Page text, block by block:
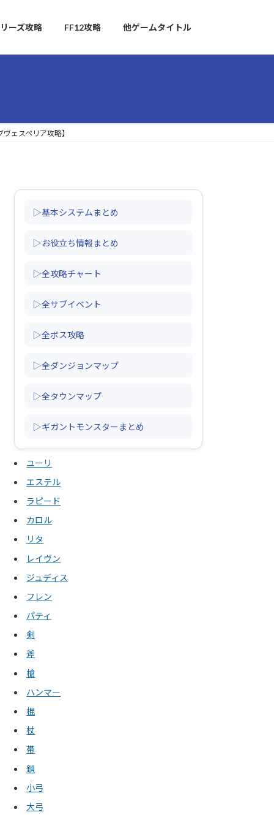
ーズ攻略 FF12攻略 他ゲームタイトル
ェスペリア攻略】
▷基本システムまとめ
▷お役立ち情報まとめ
▷全攻略チャート
▷全サブイベント
▷全ボス攻略
▷全ダンジョンマップ
▷全タウンマップ
▷ギガントモンスターまとめ
ユーリ
エステル
ラピード
カロル
リタ
レイヴン
ジュディス
フレン
パティ
剣
斧
槍
ハンマー
棍
杖
帯
鎖
小弓
大弓